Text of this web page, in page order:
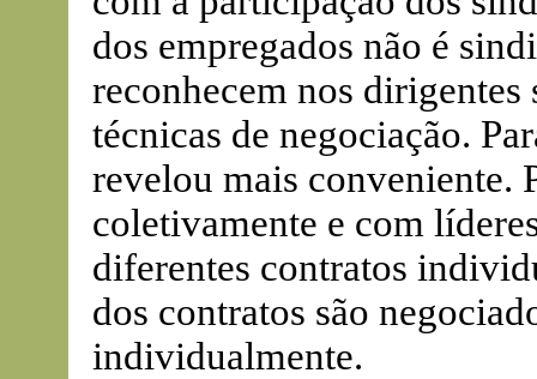
dos empregados não é
reconhecem nos
técnicas de negociação.
revelou mais conveniente.
coletivamente e com
diferentes contratos
dos contratos são
individualmente.